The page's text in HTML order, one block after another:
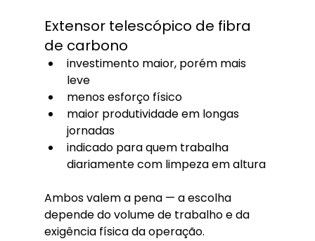
Extensor telescópico de fibra
de carbono
investimento maior, porém mais
leve
menos esforço físico
maior produtividade em longas
jornadas
indicado para quem trabalha
diariamente com limpeza em altura
Ambos valem a pena — a escolha
depende do volume de trabalho e da
exigência física da operação.